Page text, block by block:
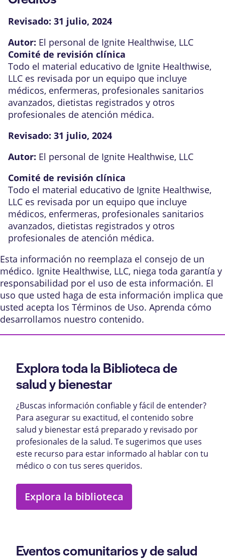
Revisado: 31 julio, 2024
Autor: El personal de Ignite Healthwise, LLC
Comité de revisión clínica
Todo el material educativo de Ignite Healthwise,
LLC es revisada por un equipo que incluye
médicos, enfermeras, profesionales sanitarios
avanzados, dietistas registrados y otros
profesionales de atención médica.
Revisado: 31 julio, 2024
Autor: El personal de Ignite Healthwise, LLC
Comité de revisión clínica
Todo el material educativo de Ignite Healthwise,
LLC es revisada por un equipo que incluye
médicos, enfermeras, profesionales sanitarios
avanzados, dietistas registrados y otros
profesionales de atención médica.
Esta información no reemplaza el consejo de un
médico. Ignite Healthwise, LLC, niega toda garantía y
responsabilidad por el uso de esta información. El
uso que usted haga de esta información implica que
usted acepta los Términos de Uso. Aprenda cómo
desarrollamos nuestro contenido.
Explora toda la Biblioteca de
salud y bienestar
¿Buscas información confiable y fácil de entender?
Para asegurar su exactitud, el contenido sobre
salud y bienestar está preparado y revisado por
profesionales de la salud. Te sugerimos que uses
este recurso para estar informado al hablar con tu
médico o con tus seres queridos.
Explora la biblioteca
Eventos comunitarios y de salud